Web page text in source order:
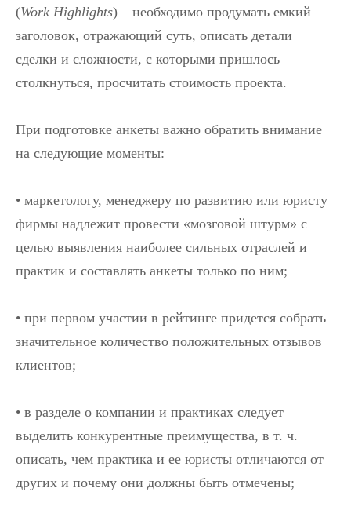
(Work Highlights) – необходимо продумать емкий
заголовок, отражающий суть, описать детали
сделки и сложности, с которыми пришлось
столкнуться, просчитать стоимость проекта.
При подготовке анкеты важно обратить внимание
на следующие моменты:
• маркетологу, менеджеру по развитию или юристу
фирмы надлежит провести «мозговой штурм» с
целью выявления наиболее сильных отраслей и
практик и составлять анкеты только по ним;
• при первом участии в рейтинге придется собрать
значительное количество положительных отзывов
клиентов;
• в разделе о компании и практиках следует
выделить конкурентные преимущества, в т. ч.
описать, чем практика и ее юристы отличаются от
других и почему они должны быть отмечены;